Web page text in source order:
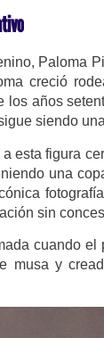
Paloma
creció
los años
siendo
esta figura
una
sin
cuando
musa y